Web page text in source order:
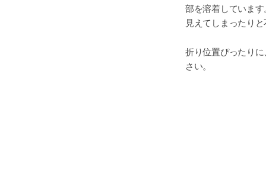
部を溶着していま
見えてしまったり
折り位置ぴったり
さい。